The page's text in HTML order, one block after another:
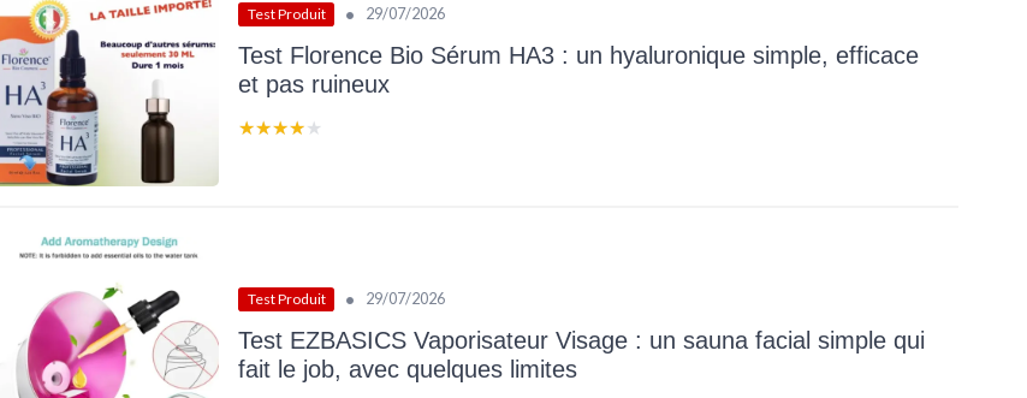
Test Produit • 29/07/2026
Test Florence Bio Sérum HA3 : un hyaluronique simple, efficace
et pas ruineux
★★★★★
★★★★★
Test Produit • 29/07/2026
Test EZBASICS Vaporisateur Visage : un sauna facial simple qui
fait le job, avec quelques limites